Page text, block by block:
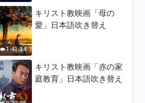
日々の神の御言葉: 神を知る | 抜
粋 189
日々の神の御言葉: 神を知る | 抜
粋 190
1:41:34
キリスト教映画「母の
愛」日本語吹き替え
キリスト教映画「赤の家
庭教育」日本語吹き替え